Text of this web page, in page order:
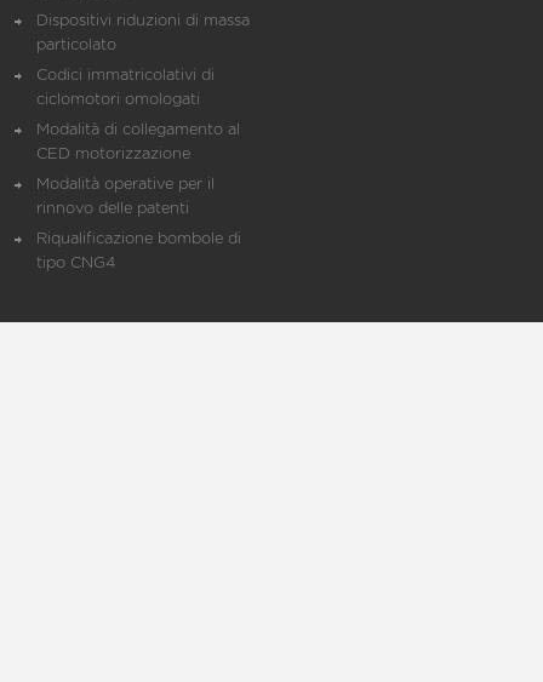
Dispositivi riduzioni di massa
particolato
Codici immatricolativi di
ciclomotori omologati
Modalità di collegamento al
CED motorizzazione
Modalità operative per il
rinnovo delle patenti
Riqualificazione bombole di
tipo CNG4